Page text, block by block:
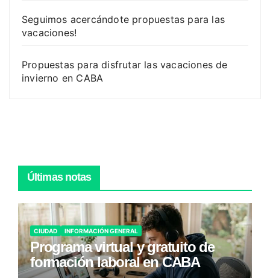
Seguimos acercándote propuestas para las
vacaciones!
Propuestas para disfrutar las vacaciones de
invierno en CABA
Últimas notas
CIUDAD INFORMACIÓN GENERAL
Programa virtual y gratuito de
formación laboral en CABA